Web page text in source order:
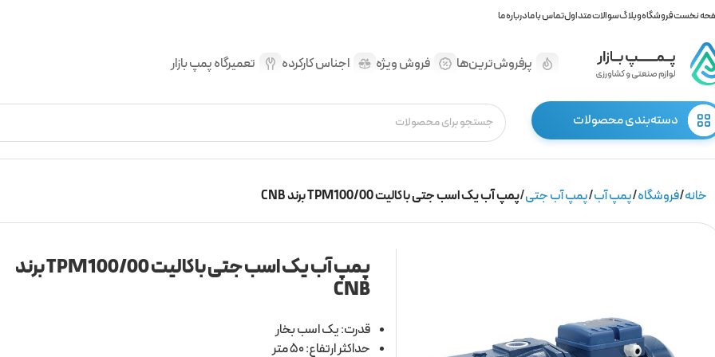
نخستفروشگاهوبلاگسوالات متداولتماس با مادرباره ما
پرفروش‌ترین‌ها فروش ویژه اجناس کارکرده تعمیرگاه پمپ بازار
دسته‌بندی محصولات
خانه فروشگاه پمپ آب پمپ آب جتی پمپ آب یک اسب جتی باکالیت TPM100/00 برند CNB
پمپ آب یک اسب جتی باکالیت TPM100/00 برند
CNB
قدرت: یک اسب بخار
حداکثر ارتفاع: 50 متر